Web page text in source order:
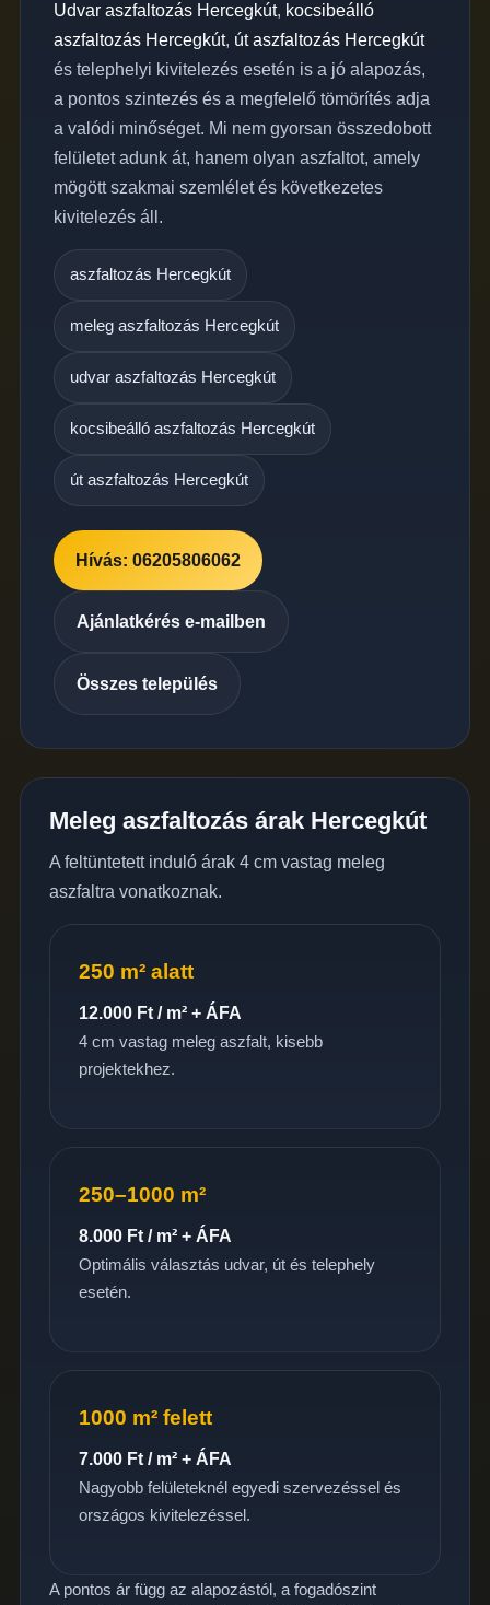
Udvar aszfaltozás Hercegkút, kocsibeálló
aszfaltozás Hercegkút, út aszfaltozás Hercegkút
és telephelyi kivitelezés esetén is a jó alapozás,
a pontos szintezés és a megfelelő tömörítés adja
a valódi minőséget. Mi nem gyorsan összedobott
felületet adunk át, hanem olyan aszfaltot, amely
mögött szakmai szemlélet és következetes
kivitelezés áll.
aszfaltozás Hercegkút
meleg aszfaltozás Hercegkút
udvar aszfaltozás Hercegkút
kocsibeálló aszfaltozás Hercegkút
út aszfaltozás Hercegkút
Hívás: 06205806062
Ajánlatkérés e-mailben
Összes település
Meleg aszfaltozás árak Hercegkút
A feltüntetett induló árak 4 cm vastag meleg
aszfaltra vonatkoznak.
250 m² alatt
12.000 Ft / m² + ÁFA
4 cm vastag meleg aszfalt, kisebb
projektekhez.
250–1000 m²
8.000 Ft / m² + ÁFA
Optimális választás udvar, út és telephely
esetén.
1000 m² felett
7.000 Ft / m² + ÁFA
Nagyobb felületeknél egyedi szervezéssel és
országos kivitelezéssel.
A pontos ár függ az alapozástól, a fogadószint